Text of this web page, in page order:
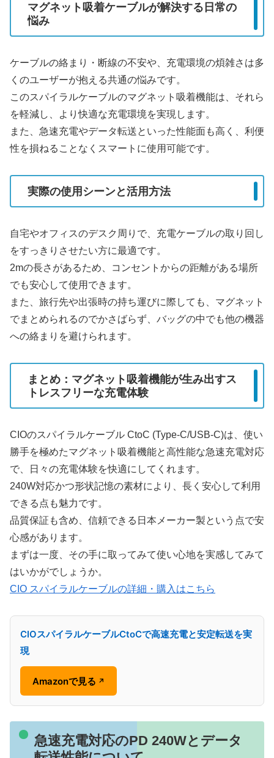
マグネット吸着ケーブルが解決する日常の
悩み
ケーブルの絡まり・断線の不安や、充電環境の煩雑さは多
くのユーザーが抱える共通の悩みです。
このスパイラルケーブルのマグネット吸着機能は、それら
を軽減し、より快適な充電環境を実現します。
また、急速充電やデータ転送といった性能面も高く、利便
性を損ねることなくスマートに使用可能です。
実際の使用シーンと活用方法
自宅やオフィスのデスク周りで、充電ケーブルの取り回し
をすっきりさせたい方に最適です。
2mの長さがあるため、コンセントからの距離がある場所
でも安心して使用できます。
また、旅行先や出張時の持ち運びに際しても、マグネット
でまとめられるのでかさばらず、バッグの中でも他の機器
への絡まりを避けられます。
まとめ：マグネット吸着機能が生み出すス
トレスフリーな充電体験
CIOのスパイラルケーブル CtoC (Type-C/USB-C)は、使い
勝手を極めたマグネット吸着機能と高性能な急速充電対応
で、日々の充電体験を快適にしてくれます。
240W対応かつ形状記憶の素材により、長く安心して利用
できる点も魅力です。
品質保証も含め、信頼できる日本メーカー製という点で安
心感があります。
まずは一度、その手に取ってみて使い心地を実感してみて
はいかがでしょうか。
CIO スパイラルケーブルの詳細・購入はこちら
CIOスパイラルケーブルCtoCで高速充電と安定転送を実
現
Amazonで見る ↗
急速充電対応のPD 240Wとデータ